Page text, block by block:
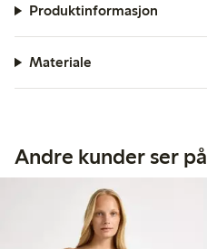
Produktinformasjon
Materiale
Andre kunder ser på